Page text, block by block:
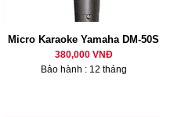
Micro Karaoke Yamaha DM-50S
380,000 VNĐ
Bảo hành : 12 tháng